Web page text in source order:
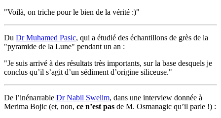
"Voilà, on triche pour le bien de la vérité :)"
Du Dr Muhamed Pasic, qui a étudié des échantillons de grès de la
"pyramide de la Lune" pendant un an :
"Je suis arrivé à des résultats très importants, sur la base desquels je
conclus qu’il s’agit d’un sédiment d’origine siliceuse."
De l’inénarrable Dr Nabil Swelim, dans une interview donnée à
Merima Bojic (et, non, ce n’est pas de M. Osmanagic qu’il parle !) :